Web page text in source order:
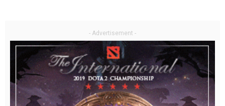
- Advertisement -